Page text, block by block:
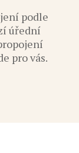
podle
úřední
pro vás.